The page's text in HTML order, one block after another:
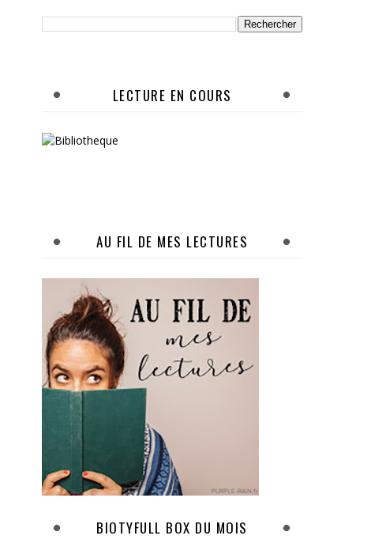
LECTURE EN COURS
AU FIL DE MES LECTURES
BIOTYFULL BOX DU MOIS